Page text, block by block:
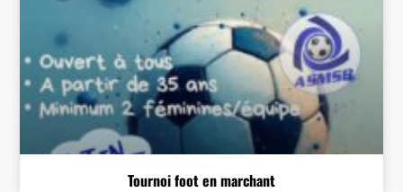
Tournoi foot en marchant